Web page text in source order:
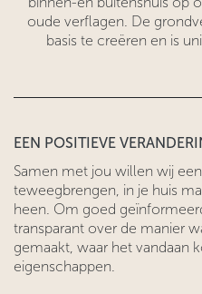
oude verflagen. De
basis te creëren en is
EEN POSITIEVE
Samen met jou willen wij
teweegbrengen, in je huis
heen. Om goed
transparant over de manier
gemaakt, waar het vandaan
eigenschappen.